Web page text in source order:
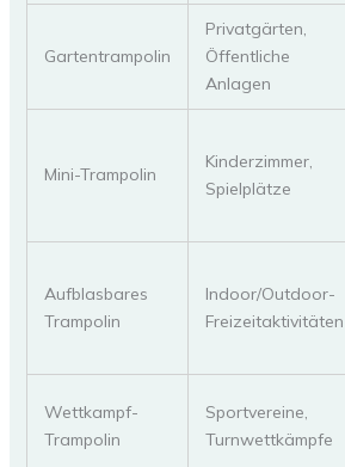
Gartentrampolin
Privatgärten,
Öffentliche
Anlagen
Mini-Trampolin
Kinderzimmer,
Spielplätze
Aufblasbares
Trampolin
Indoor/Outdoor-
Freizeitaktivitäten
Wettkampf-
Trampolin
Sportvereine,
Turnwettkämpfe